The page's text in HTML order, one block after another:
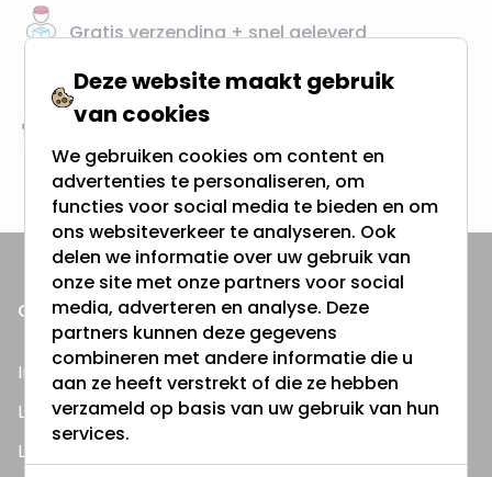
Gratis verzending + snel geleverd
& 100 dagen recht op retour
3000m2 - 60.000+ Producten
ONZE PRODUCTEN
Inbouwspots
LED Lampen
LED TL Buizen
Deze website maakt gebruik
van cookies
We gebruiken cookies om content en
advertenties te personaliseren, om
functies voor social media te bieden en om
ons websiteverkeer te analyseren. Ook
delen we informatie over uw gebruik van
onze site met onze partners voor social
media, adverteren en analyse. Deze
partners kunnen deze gegevens
combineren met andere informatie die u
aan ze heeft verstrekt of die ze hebben
verzameld op basis van uw gebruik van hun
services.